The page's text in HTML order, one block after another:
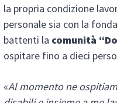
la propria condizione
personale sia con la
battenti la comunità
ospitare fino a dieci
«Al momento ne